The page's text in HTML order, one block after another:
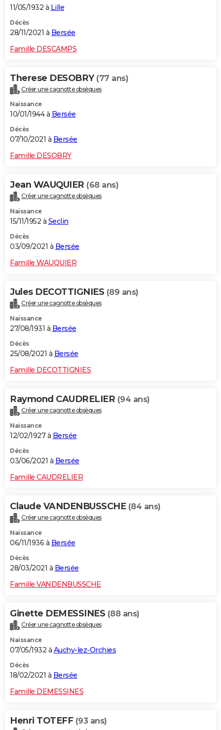
11/05/1932 à Lille
Décès
28/11/2021 à Bersée
Famille DESCAMPS
Therese DESOBRY (77 ans)
Créer une cagnotte obsèques
Naissance
10/01/1944 à Bersée
Décès
07/10/2021 à Bersée
Famille DESOBRY
Jean WAUQUIER (68 ans)
Créer une cagnotte obsèques
Naissance
15/11/1952 à Seclin
Décès
03/09/2021 à Bersée
Famille WAUQUIER
Jules DECOTTIGNIES (89 ans)
Créer une cagnotte obsèques
Naissance
27/08/1931 à Bersée
Décès
25/08/2021 à Bersée
Famille DECOTTIGNIES
Raymond CAUDRELIER (94 ans)
Créer une cagnotte obsèques
Naissance
12/02/1927 à Bersée
Décès
03/06/2021 à Bersée
Famille CAUDRELIER
Claude VANDENBUSSCHE (84 ans)
Créer une cagnotte obsèques
Naissance
06/11/1936 à Bersée
Décès
28/03/2021 à Bersée
Famille VANDENBUSSCHE
Ginette DEMESSINES (88 ans)
Créer une cagnotte obsèques
Naissance
07/05/1932 à Auchy-lez-Orchies
Décès
18/02/2021 à Bersée
Famille DEMESSINES
Henri TOTEFF (93 ans)